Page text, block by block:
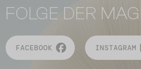
FOLGE DER
FACEBOOK INSTAGRAM